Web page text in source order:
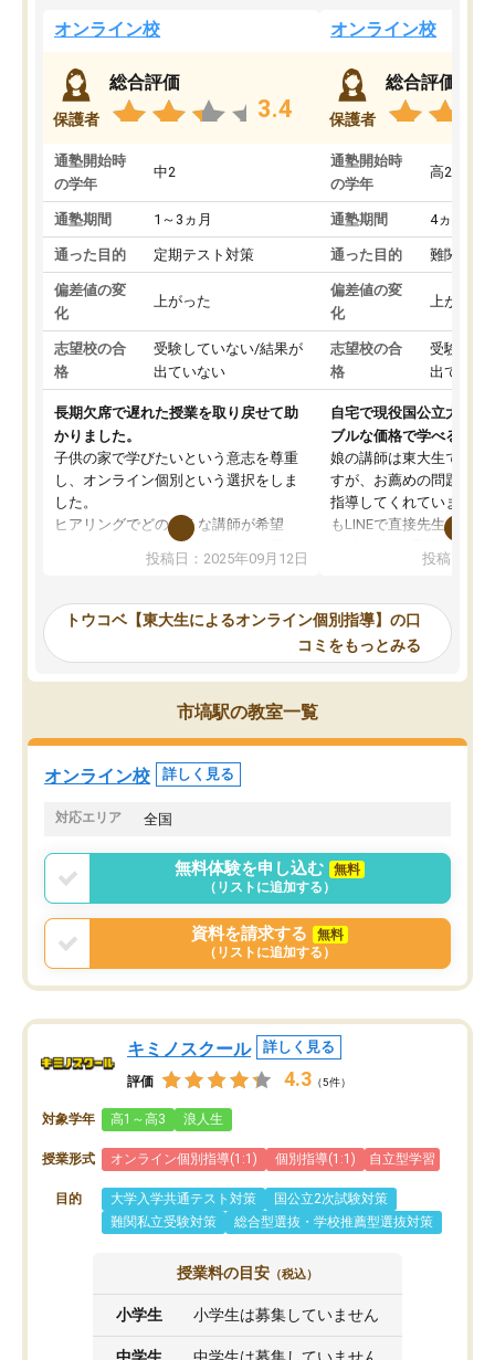
オンライン校
保護者
総合評価
3.4
通塾開始時
の学年
中2
通塾期間 1～3ヵ月
通った目的 定期テスト対策
偏差値の変
化
上がった
志望校の合
格
受験していない/結果が
出ていない
長期欠席で遅れた授業を取り戻せて助
かりました。
子供の家で学びたいという意志を尊重
し、オンライン個別という選択をしま
した。
ヒアリングでどのような講師が希望
か、オプションは付帯するかなど選ぶ
事が出来ました。
ーティングを行い、その講師で良いか
見てから講師を決定する事ができま
す。
うちの子は、初回面談の講師の方で決
オンラインツールを使用した単語帳の
共有があり宿題もそちらで出される形
でした。
言う事で講師変更の申し出があり、あ
まりに短期での変更だった為、塾に通
う事にして退会しました。遅れも取り
戻せ、授業内容や講師の方は良かった
と思います。
投稿日：2025年09月12日
オンライン校
保護者
総合評価
通塾開始時
の学年
高2
通塾期間 4ヵ月～1
通った目的 難関私立
偏差値の変
化
上がった
志望校の合
格
受験して
出ていな
自宅で現役国公立大学生
ブルな価格で学べる
娘の講師は東大生では無
すが、お薦めの問題集や
指導してくれています。
もLINEで直接先生に質問
めれるので、個人に合
いなのがあり(有料)、受
ことをどんなスケジュー
くか相談したのですが、
ち期待したものではなく
くなってきたようなので
投稿日：
トウコベ【東大生によるオンライン個別指導】の口
コミをもっとみる
市塙駅の教室一覧
オンライン校 詳しく見る
対応エリア 全国
無料体験を申し込む
無料
（リストに追加する）
資料を請求する
無料
（リストに追加する）
キミノスクール 詳しく見る
評価 4.3 （5件）
対象学年 高1～高3 浪人生
授業形式 オンライン個別指導(1:1) 個別指導(1:1) 自立型学習
目的 大学入学共通テスト対策
国公立2次試験対策
難関私立受験対策
総合型選抜・学校推薦型選抜対策
授業料の目安 （税込）
小学生 小学生は募集していません
中学生 中学生は募集していません